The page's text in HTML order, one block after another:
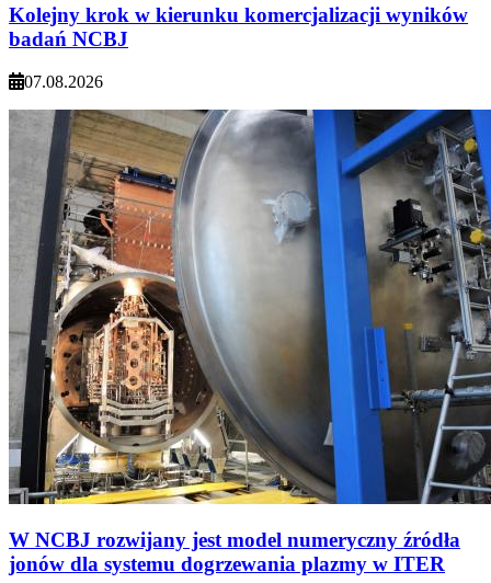
Kolejny krok w kierunku komercjalizacji wyników
badań NCBJ
07.08.2026
W NCBJ rozwijany jest model numeryczny źródła
jonów dla systemu dogrzewania plazmy w ITER